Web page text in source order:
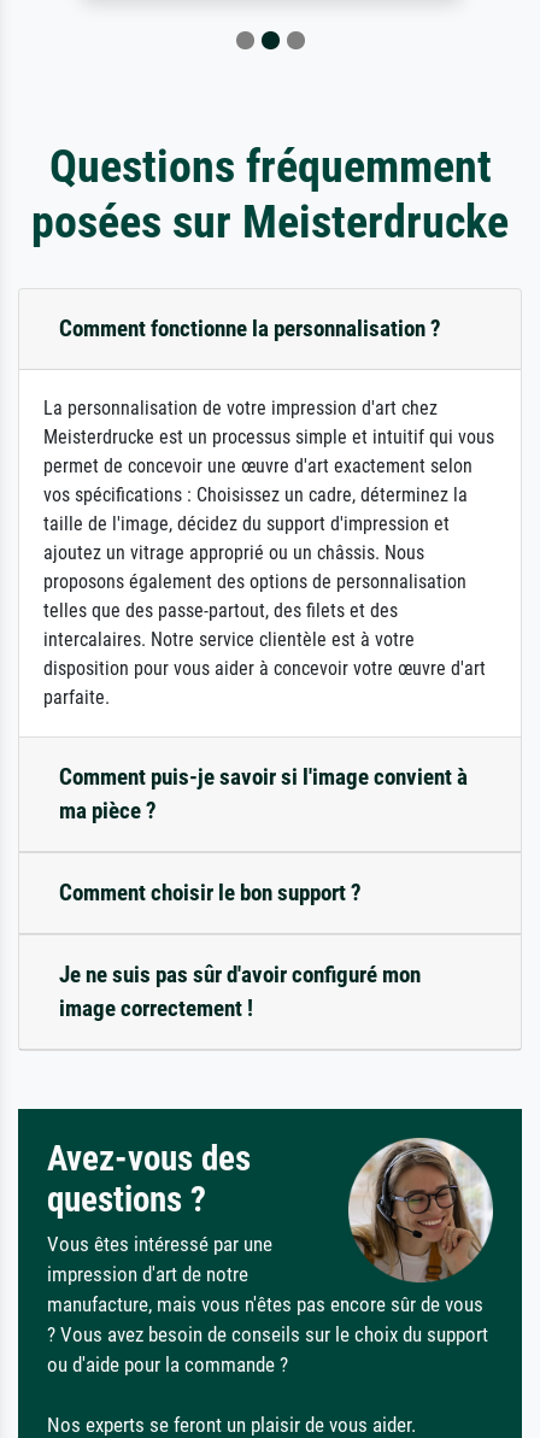
Questions fréquemment
posées sur Meisterdrucke
Comment fonctionne la personnalisation ?
La personnalisation de votre impression d'art chez
Meisterdrucke est un processus simple et intuitif qui vous
permet de concevoir une œuvre d'art exactement selon
vos spécifications : Choisissez un cadre, déterminez la
taille de l'image, décidez du support d'impression et
ajoutez un vitrage approprié ou un châssis. Nous
proposons également des options de personnalisation
telles que des passe-partout, des filets et des
intercalaires. Notre service clientèle est à votre
disposition pour vous aider à concevoir votre œuvre d'art
parfaite.
Comment puis-je savoir si l'image convient à
ma pièce ?
Comment choisir le bon support ?
Je ne suis pas sûr d'avoir configuré mon
image correctement !
Avez-vous des
questions ?
Vous êtes intéressé par une
impression d'art de notre
manufacture, mais vous n'êtes pas encore sûr de vous
? Vous avez besoin de conseils sur le choix du support
ou d'aide pour la commande ?
Nos experts se feront un plaisir de vous aider.